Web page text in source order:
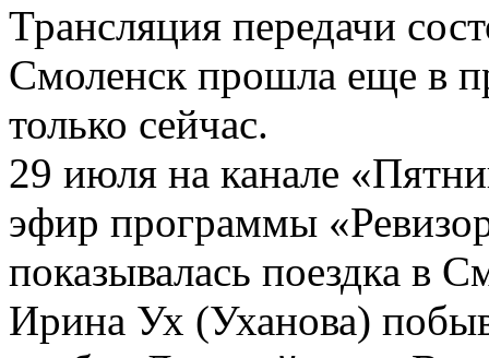
Трансляция передачи
Смоленск прошла еще в
только сейчас.
29 июля на канале
эфир программы
показывалась поездка в
Ирина Ух (Уханова)